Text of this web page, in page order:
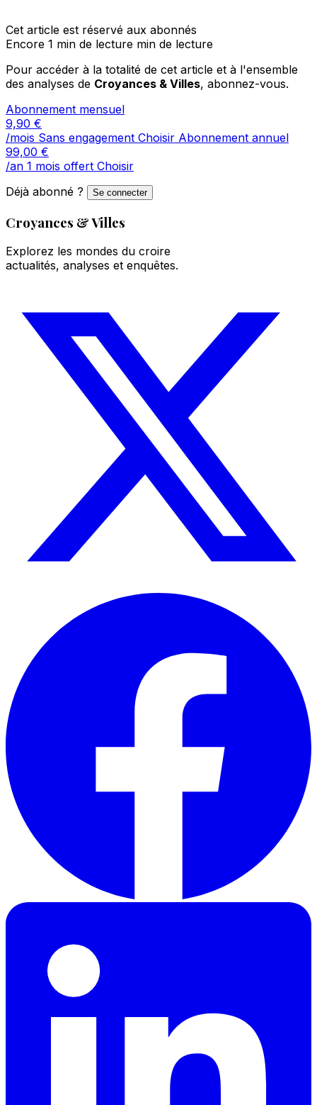
Cet article est réservé aux abonnés
Encore 1 min de lecture min de lecture
Pour accéder à la totalité de cet article et à l'ensemble
des analyses de Croyances & Villes, abonnez-vous.
Abonnement mensuel
9,90 €
/mois Sans engagement Choisir Abonnement annuel
99,00 €
/an 1 mois offert Choisir
Déjà abonné ?
Se connecter
Croyances & Villes
Explorez les mondes du croire
actualités, analyses et enquêtes.